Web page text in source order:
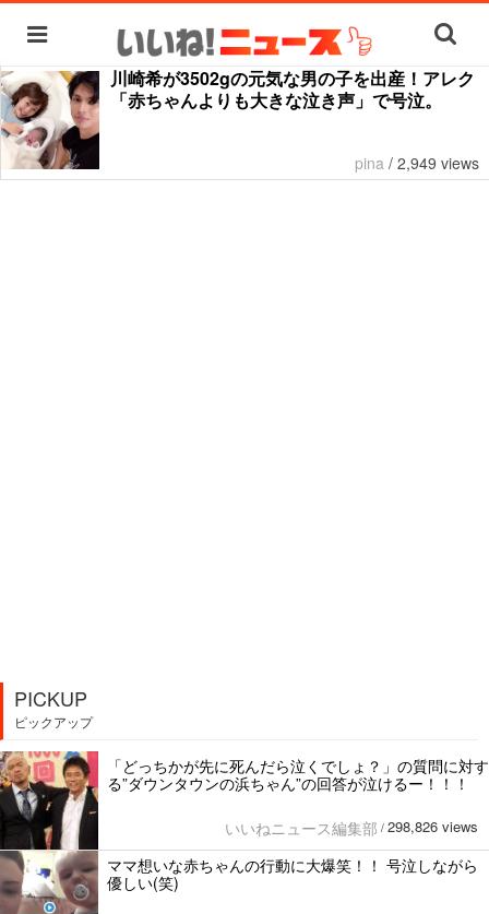
川崎希が3502gの元気な男の子を出産！アレク
「赤ちゃんよりも大きな泣き声」で号泣。
pina / 2,949 views
PICKUP
ピックアップ
「どっちかが先に死んだら泣くでしょ？」の質問に対す
る”ダウンタウンの浜ちゃん”の回答が泣けるー！！！
いいねニュース編集部 / 298,826 views
ママ想いな赤ちゃんの行動に大爆笑！！ 号泣しながら
優しい(笑)